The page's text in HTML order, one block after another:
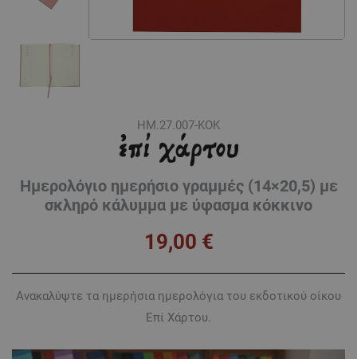
ΗΜ.27.007-ΚΟΚ
Ημερολόγιο ημερήσιο γραμμές (14×20,5) με
σκληρό κάλυμμα με ύφασμα κόκκινο
19,00 €
Ανακαλύψτε τα ημερήσια ημερολόγια του εκδοτικού οίκου
Επί Χάρτου.